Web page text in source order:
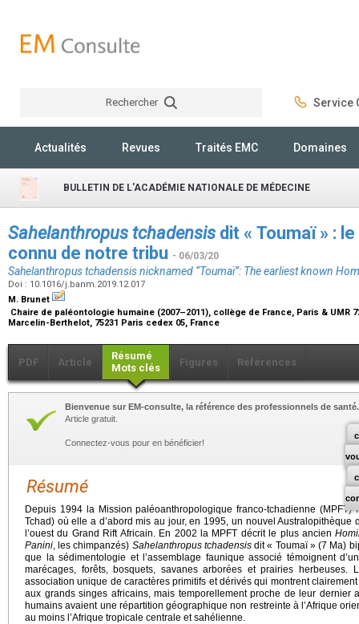
Rechercher Service
Actualités Revues Traités EMC Domaines
BULLETIN DE L'ACADÉMIE NATIONALE DE MÉDECINE
Sahelanthropus tchadensis dit « Toumaï » :
connu de notre tribu - 06/03/20
Sahelanthropus tchadensisnicknamed “Toumaï”: The earliest known
Doi : 10.1016/j.banm.2019.12.017
M. Brunet
Chaire de paléontologie humaine (2007–2011), collège de France, Paris & UMR
Marcelin-Berthelot, 75231 Paris cedex 05, France
PDF Article
Résumé
Mots clés
Figures Références
Bienvenue sur EM-consulte, la référence des professionnels de santé.
Article gratuit.
Connectez-vous pour en bénéficier!
Résumé
Depuis 1994 la Mission paléoanthropologique franco-tchadienne
Tchad) où elle a d’abord mis au jour, en 1995, un nouvel
l’ouest du Grand Rift Africain. En 2002 la MPFT décrit le plus ancien
Panini , les chimpanzés) Sahelanthropus tchadensisdit « Toumaï » (7 Ma)
que la sédimentologie et l’assemblage faunique associé témoignent
marécages, forêts, bosquets, savanes arborées et prairies
association unique de caractères primitifs et dérivés qui montrent
aux grands singes africains, mais temporellement proche de leur dernier
humains avaient une répartition géographique non restreinte à l’Afrique
au moins l’Afrique tropicale centrale et sahélienne.